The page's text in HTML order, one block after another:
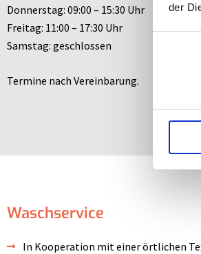
der
Donnerstag: 09:00 – 15:30 Uhr
Freitag: 11:00 – 17:30 Uhr
Samstag: geschlossen
Termine nach Vereinbarung.
Waschservice
In Kooperation mit einer örtlichen